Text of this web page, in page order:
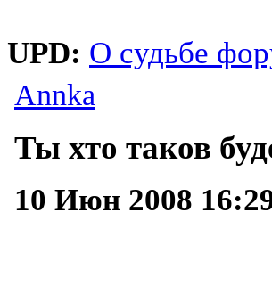
UPD: О судьбе
Annka
Ты хто таков
10 Июн 2008